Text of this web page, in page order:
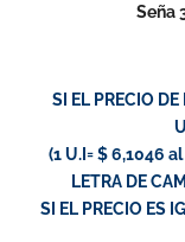
Seña
SI EL PRECIO
(1 U.I= $ 6,1046
LETRA DE
SI EL PRECIO ES